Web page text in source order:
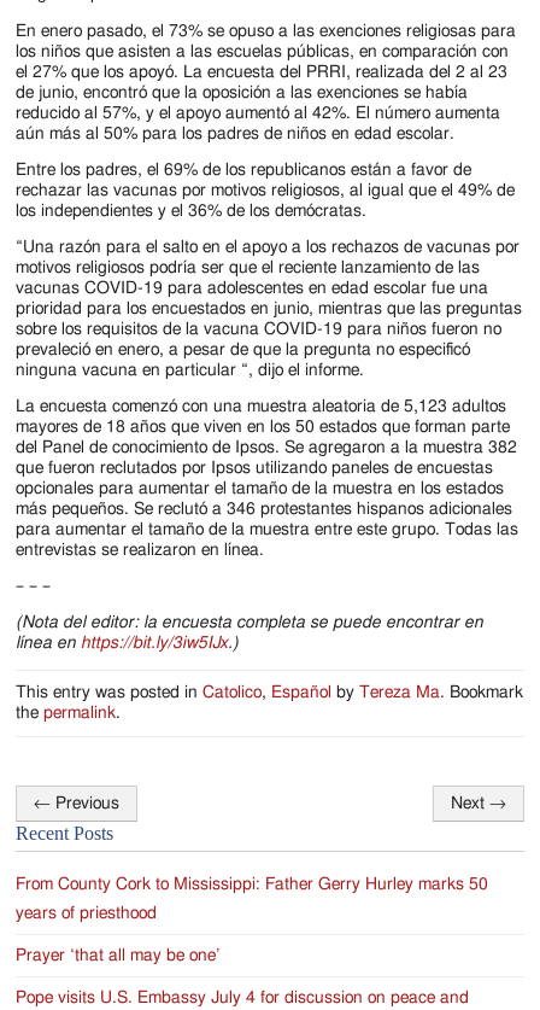
En enero pasado, el 73% se opuso a las exenciones religiosas para
los niños que asisten a las escuelas públicas, en comparación con
el 27% que los apoyó. La encuesta del PRRI, realizada del 2 al 23
de junio, encontró que la oposición a las exenciones se había
reducido al 57%, y el apoyo aumentó al 42%. El número aumenta
aún más al 50% para los padres de niños en edad escolar.
Entre los padres, el 69% de los republicanos están a favor de
rechazar las vacunas por motivos religiosos, al igual que el 49% de
los independientes y el 36% de los demócratas.
“Una razón para el salto en el apoyo a los rechazos de vacunas por
motivos religiosos podría ser que el reciente lanzamiento de las
vacunas COVID-19 para adolescentes en edad escolar fue una
prioridad para los encuestados en junio, mientras que las preguntas
sobre los requisitos de la vacuna COVID-19 para niños fueron no
prevaleció en enero, a pesar de que la pregunta no especificó
ninguna vacuna en particular “, dijo el informe.
La encuesta comenzó con una muestra aleatoria de 5,123 adultos
mayores de 18 años que viven en los 50 estados que forman parte
del Panel de conocimiento de Ipsos. Se agregaron a la muestra 382
que fueron reclutados por Ipsos utilizando paneles de encuestas
opcionales para aumentar el tamaño de la muestra en los estados
más pequeños. Se reclutó a 346 protestantes hispanos adicionales
para aumentar el tamaño de la muestra entre este grupo. Todas las
entrevistas se realizaron en línea.
– – –
(Nota del editor: la encuesta completa se puede encontrar en
línea en https://bit.ly/3iw5IJx.)
This entry was posted inCatolico, Español by Tereza Ma. Bookmark
thepermalink.
Post
navigation
← Previous Next →
Recent Posts
From County Cork to Mississippi: Father Gerry Hurley marks 50
years of priesthood
Prayer ‘that all may be one’
Pope visits U.S. Embassy July 4 for discussion on peace and